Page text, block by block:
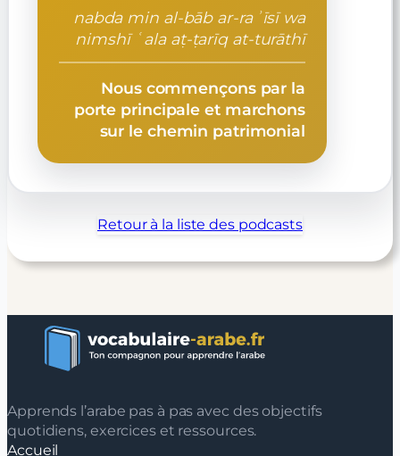
nabda min al-bāb ar-raʾīsī wa
nimshī ʿala aṭ-ṭarīq at-turāthī
Nous commençons par la
porte principale et marchons
sur le chemin patrimonial
Retour à la liste des podcasts
Apprends l’arabe pas à pas avec des objectifs
quotidiens, exercices et ressources.
Accueil